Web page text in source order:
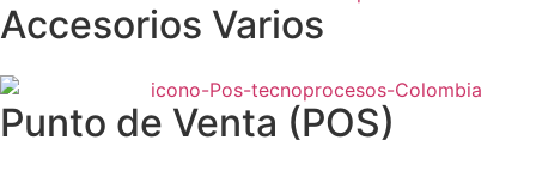
Accesorios Varios
Punto de Venta (POS)